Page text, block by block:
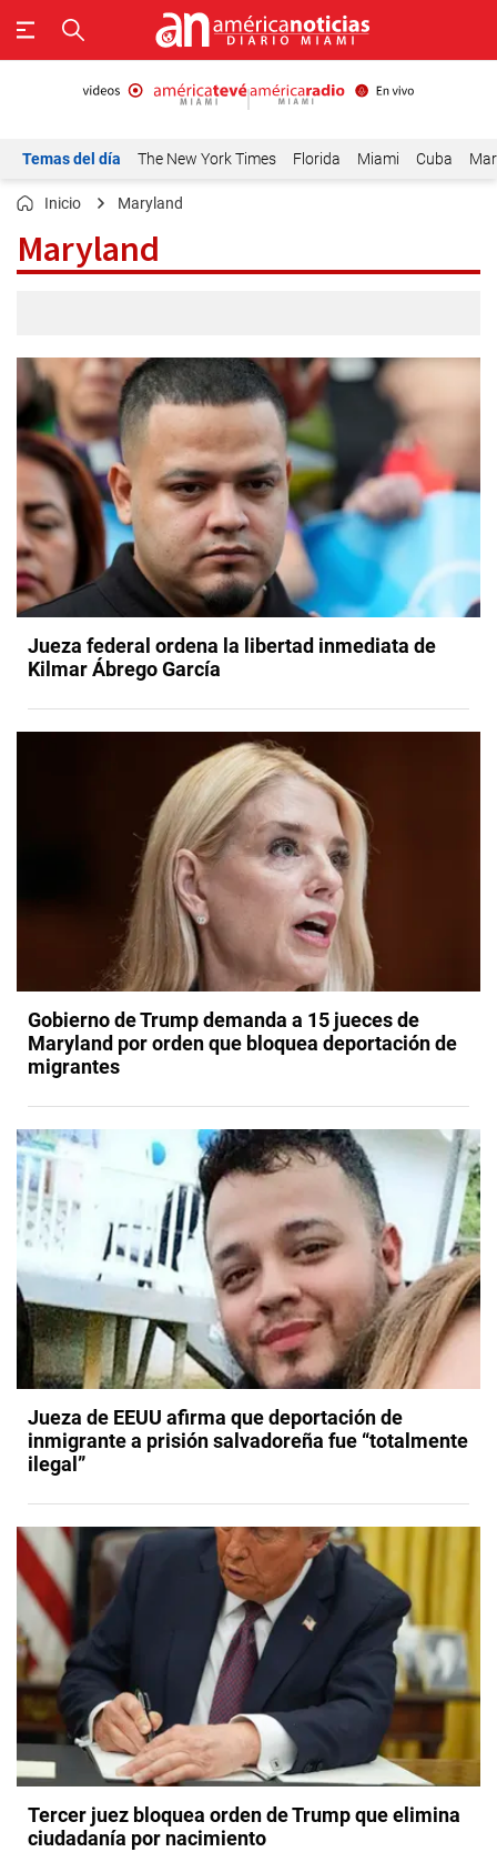
Temas del día The New York Times Florida Miami Cuba
Inicio Maryland
Maryland
Jueza federal ordena la libertad inmediata de
Kilmar Ábrego García
Gobierno de Trump demanda a 15 jueces de
Maryland por orden que bloquea deportación de
migrantes
Jueza de EEUU afirma que deportación de
inmigrante a prisión salvadoreña fue “totalmente
ilegal”
Tercer juez bloquea orden de Trump que elimina
ciudadanía por nacimiento